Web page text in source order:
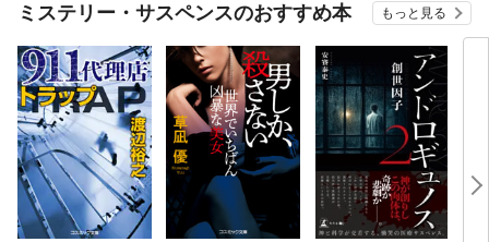
ミステリー・サスペンスのおすすめ本 もっと見る